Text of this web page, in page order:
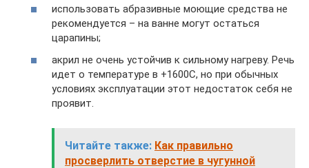
использовать абразивные моющие средства не
рекомендуется – на ванне могут остаться
царапины;
акрил не очень устойчив к сильному нагреву. Речь
идет о температуре в +1600С, но при обычных
условиях эксплуатации этот недостаток себя не
проявит.
Читайте также: Как правильно
просверлить отверстие в чугунной